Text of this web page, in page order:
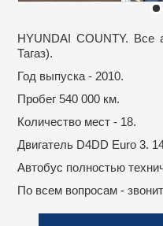
HYUNDAI COUNTY. Все
Тагаз).
Год выпуска - 2010.
Пробег 540 000 км.
Количество мест - 18.
Двигатель D4DD Euro 3.
Автобус полностью
По всем вопросам -